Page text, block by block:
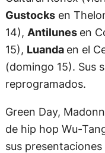
Gustocksen
14), Antilunes en
15), Luanda en el
(domingo 15). Sus
reprogramados.
Green Day,
de hip hop Wu-
sus